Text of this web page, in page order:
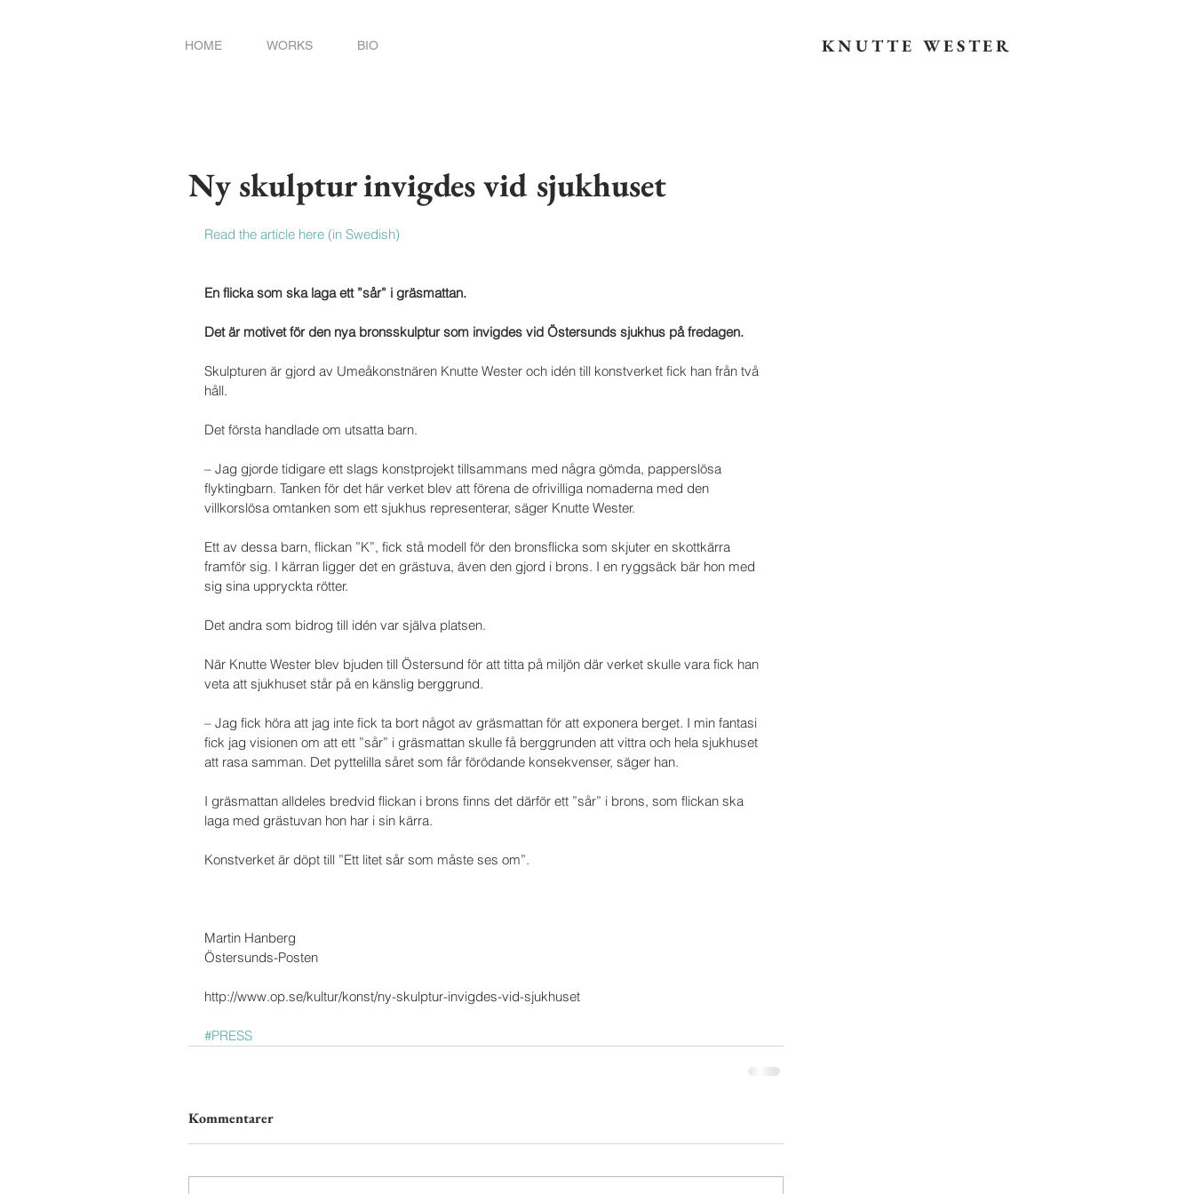
KNUTTE WESTER
HOME WORKS BIO
Ny skulptur invigdes vid sjukhuset
Read the article here (in Swedish)
En flicka som ska laga ett ”sår” i gräsmattan.
Det är motivet för den nya bronsskulptur som invigdes vid Östersunds sjukhus på fredagen.
Skulpturen är gjord av Umeåkonstnären Knutte Wester och idén till konstverket fick han från två
håll.
Det första handlade om utsatta barn.
– Jag gjorde tidigare ett slags konstprojekt tillsammans med några gömda, papperslösa
flyktingbarn. Tanken för det här verket blev att förena de ofrivilliga nomaderna med den
villkorslösa omtanken som ett sjukhus representerar, säger Knutte Wester.
Ett av dessa barn, flickan ”K”, fick stå modell för den bronsflicka som skjuter en skottkärra
framför sig. I kärran ligger det en grästuva, även den gjord i brons. I en ryggsäck bär hon med
sig sina uppryckta rötter.
Det andra som bidrog till idén var själva platsen.
När Knutte Wester blev bjuden till Östersund för att titta på miljön där verket skulle vara fick han
veta att sjukhuset står på en känslig berggrund.
– Jag fick höra att jag inte fick ta bort något av gräsmattan för att exponera berget. I min fantasi
fick jag visionen om att ett ”sår” i gräsmattan skulle få berggrunden att vittra och hela sjukhuset
att rasa samman. Det pyttelilla såret som får förödande konsekvenser, säger han.
I gräsmattan alldeles bredvid flickan i brons finns det därför ett ”sår” i brons, som flickan ska
laga med grästuvan hon har i sin kärra.
Konstverket är döpt till ”Ett litet sår som måste ses om”.
Martin Hanberg
Östersunds-Posten
http://www.op.se/kultur/konst/ny-skulptur-invigdes-vid-sjukhuset
#PRESS
Kommentarer